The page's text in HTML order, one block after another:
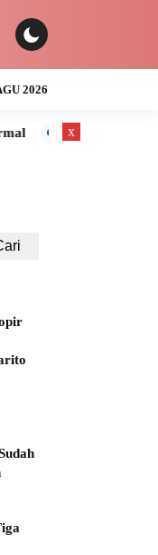
2026
Usia 3 Tahun Tewas
x